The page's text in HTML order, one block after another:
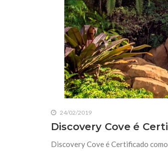
24/02/2019
Discovery Cove é
Discovery Cove é Certificado